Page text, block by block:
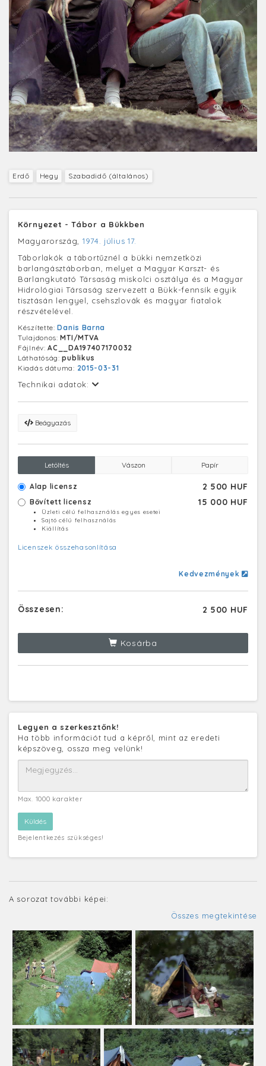
Erdő Hegy Szabadidő (általános)
Környezet - Tábor a Bükkben
Magyarország, 1974. július 17.
Táborlakók a tábortűznél a bükki nemzetközi
barlangásztáborban, melyet a Magyar Karszt- és
Barlangkutató Társaság miskolci osztálya és a Magyar
Hidrológiai Társaság szervezett a Bükk-fennsík egyik
tisztásán lengyel, csehszlovák és magyar fiatalok
részvételével.
Készítette:Danis Barna
Tulajdonos:MTI/MTVA
Fájlnév:AC__DA197407170032
Láthatóság:publikus
Kiadás dátuma: 2015-03-31
Technikai adatok:
Beágyazás
Letöltés Vászon Papír
Alap licensz 2 500 HUF
Bővített licensz 15 000 HUF
Üzleti célú felhasználás egyes esetei
Sajtó célú felhasználás
Kiállítás
Licenszek összehasonlítása
Kedvezmények
Összesen: 2 500 HUF
Kosárba
Legyen a szerkesztőnk!
Ha több információt tud a képről, mint az eredeti
képszöveg, ossza meg velünk!
Max. 1000 karakter
Bejelentkezés szükséges!
A sorozat további képei:
Összes megtekintése